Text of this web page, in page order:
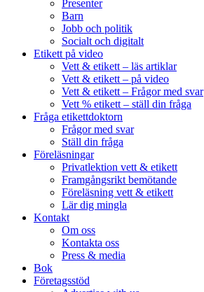
Presenter
Barn
Jobb och politik
Socialt och digitalt
Etikett på video
Vett & etikett – läs artiklar
Vett & etikett – på video
Vett & etikett – Frågor med svar
Vett % etikett – ställ din fråga
Fråga etikettdoktorn
Frågor med svar
Ställ din fråga
Föreläsningar
Privatlektion vett & etikett
Framgångsrikt bemötande
Föreläsning vett & etikett
Lär dig mingla
Kontakt
Om oss
Kontakta oss
Press & media
Bok
Företagsstöd